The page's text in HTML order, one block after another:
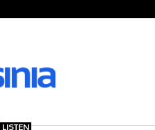
LISTEN